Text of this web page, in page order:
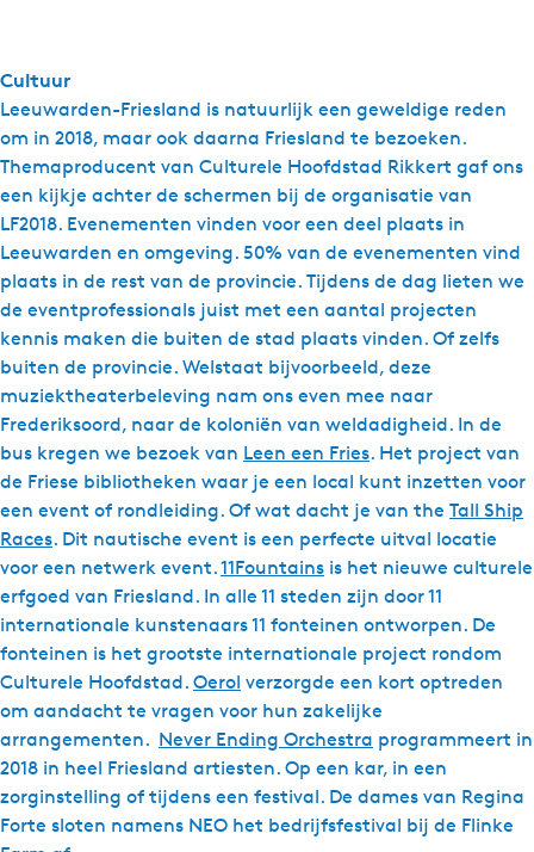
Cultuur
Leeuwarden-Friesland is natuurlijk een geweldige reden
om in 2018, maar ook daarna Friesland te bezoeken.
Themaproducent van Culturele Hoofdstad Rikkert gaf ons
een kijkje achter de schermen bij de organisatie van
LF2018. Evenementen vinden voor een deel plaats in
Leeuwarden en omgeving. 50% van de evenementen vind
plaats in de rest van de provincie. Tijdens de dag lieten we
de eventprofessionals juist met een aantal projecten
kennis maken die buiten de stad plaats vinden. Of zelfs
buiten de provincie. Welstaat bijvoorbeeld, deze
muziektheaterbeleving nam ons even mee naar
Frederiksoord, naar de koloniën van weldadigheid. In de
bus kregen we bezoek van Leen een Fries. Het project van
de Friese bibliotheken waar je een local kunt inzetten voor
een event of rondleiding. Of wat dacht je van the Tall Ship
Races. Dit nautische event is een perfecte uitval locatie
voor een netwerk event.11Fountains is het nieuwe culturele
erfgoed van Friesland. In alle 11 steden zijn door 11
internationale kunstenaars 11 fonteinen ontworpen. De
fonteinen is het grootste internationale project rondom
Culturele Hoofdstad. Oerol verzorgde een kort optreden
om aandacht te vragen voor hun zakelijke
arrangementen. Never Ending Orchestra programmeert in
2018 in heel Friesland artiesten. Op een kar, in een
zorginstelling of tijdens een festival. De dames van Regina
Forte sloten namens NEO het bedrijfsfestival bij de Flinke